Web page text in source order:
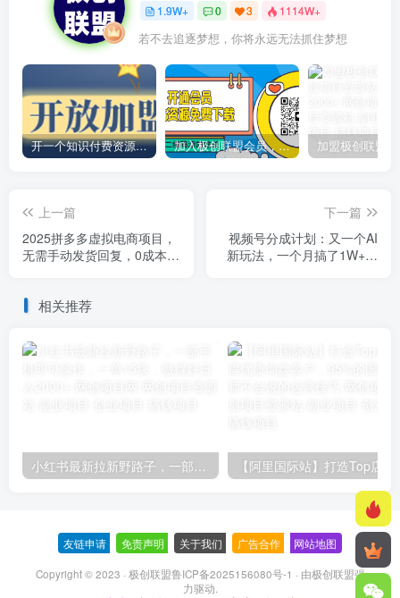
1.9W+ 0 3 1114W+
若不去追逐梦想，你将永远无法抓住梦想
开一个知识付费资源网站，小白也能日入1000+ 加入极创联盟会员，全站资源免费学习。
上一篇
2025拼多多虚拟电商项目，
无需手动发货回复，0成本，
下一篇
视频号分成计划：又一个AI
新玩法，一个月搞了1W+，
相关推荐
小红书最新拉新野路子，一部手机即可操作，一单15块，做得好日入2000+
友链申请 免责声明 关于我们 广告合作 网站地图
Copyright © 2023 · 极创联盟鲁ICP备2025156080号-1 · 由极创联盟强
力驱动.